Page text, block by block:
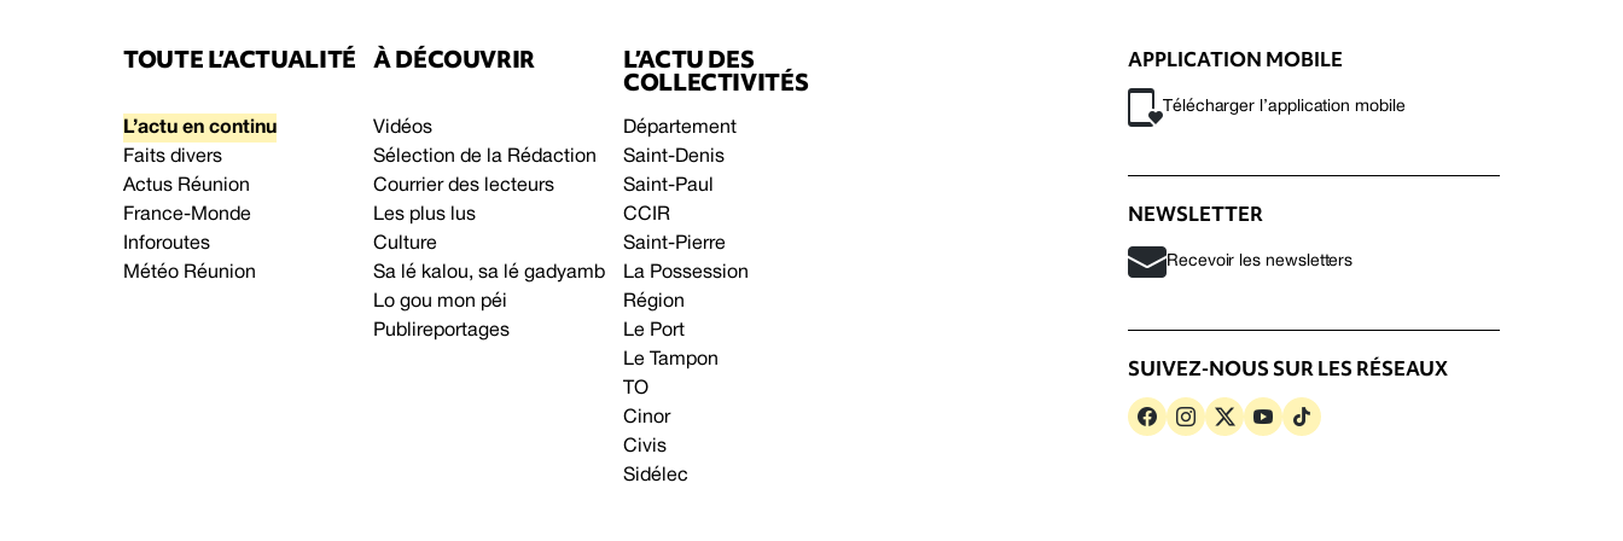
TOUTE L’ACTUALITÉ
L’actu en continu
Faits divers
Actus Réunion
France-Monde
Inforoutes
Météo Réunion
À DÉCOUVRIR
Vidéos
Sélection de la Rédaction
Courrier des lecteurs
Les plus lus
Culture
Sa lé kalou, sa lé gadyamb
Lo gou mon péi
Publireportages
L’ACTU DES
COLLECTIVITÉS
Département
Saint-Denis
Saint-Paul
CCIR
Saint-Pierre
La Possession
Région
Le Port
Le Tampon
TO
Cinor
Civis
Sidélec
APPLICATION MOBILE
Télécharger l’application mobile
NEWSLETTER
Recevoir les newsletters
SUIVEZ-NOUS SUR LES RÉSEAUX